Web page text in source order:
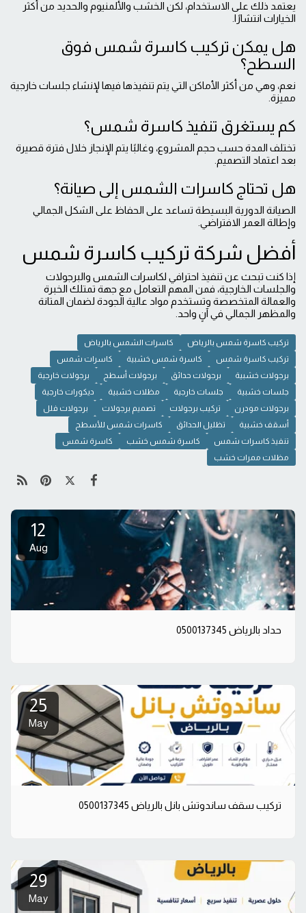
يعتمد ذلك على الاستخدام، لكن الخشب والألمنيوم والحديد من أكثر
الخيارات انتشارًا.
هل يمكن تركيب كاسرة شمس فوق
السطح؟
نعم، وهي من أكثر الأماكن التي يتم تنفيذها فيها لإنشاء جلسات خارجية
مميزة.
كم يستغرق تنفيذ كاسرة شمس؟
تختلف المدة حسب حجم المشروع، وغالبًا يتم الإنجاز خلال فترة قصيرة
بعد اعتماد التصميم.
هل تحتاج كاسرات الشمس إلى صيانة؟
الصيانة الدورية البسيطة تساعد على الحفاظ على الشكل الجمالي
وإطالة العمر الافتراضي.
أفضل شركة تركيب كاسرة شمس
إذا كنت تبحث عن تنفيذ احترافي لكاسرات الشمس والبرجولات
والجلسات الخارجية، فمن المهم التعامل مع جهة تمتلك الخبرة
والعمالة المتخصصة وتستخدم مواد عالية الجودة لضمان المتانة
والمظهر الجمالي في آنٍ واحد.
تركيب كاسرة شمس بالرياض
كاسرات الشمس بالرياض
تركيب كاسرة شمس
كاسرة شمس خشبية
كاسرات شمس
برجولات خشبية
برجولات حدائق برجولات أسطح
برجولات خارجية
جلسات خشبية
جلسات خارجية مظلات خشبية
ديكورات خارجية
برجولات مودرن
تركيب برجولات تصميم برجولات
برجولات فلل
أسقف خشبية
تظليل الحدائق
كاسرات شمس للأسطح
تنفيذ كاسرات شمس
كاسرة شمس خشب
كاسرة شمس
مظلات ممرات خشب
12
Aug
حداد بالرياض 0500137345
25
May
تركيب سقف ساندوتش بانل بالرياض 0500137345
29
May